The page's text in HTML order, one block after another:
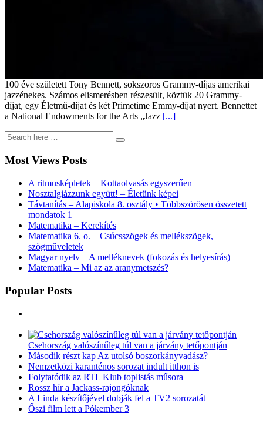
100 éve született Tony Bennett, sokszoros Grammy-díjas amerikai
jazzénekes. Számos elismerésben részesült, köztük 20 Grammy-
díjat, egy Életmű-díjat és két Primetime Emmy-díjat nyert. Bennettet
a National Endowments for the Arts „Jazz [...]
Most Views Posts
A ritmusképletek – Kottaolvasás egyszerűen
Nosztalgiázzunk együtt! – Életünk képei
Távtanítás – Alapiskola 8. osztály • Többszörösen összetett
mondatok 1
Matematika – Kerekítés
Matematika 6. o. – Csúcsszögek és mellékszögek,
szögműveletek
Magyar nyelv – A melléknevek (fokozás és helyesírás)
Matematika – Mi az az aranymetszés?
Popular Posts
Csehország valószínűleg túl van a járvány tetőpontján
Második részt kap Az utolsó boszorkányvadász?
Nemzetközi karanténos sorozat indult itthon is
Folytatódik az RTL Klub toplistás műsora
Rossz hír a Jackass-rajongóknak
A Linda készítőjével dobják fel a TV2 sorozatát
Őszi film lett a Pókember 3